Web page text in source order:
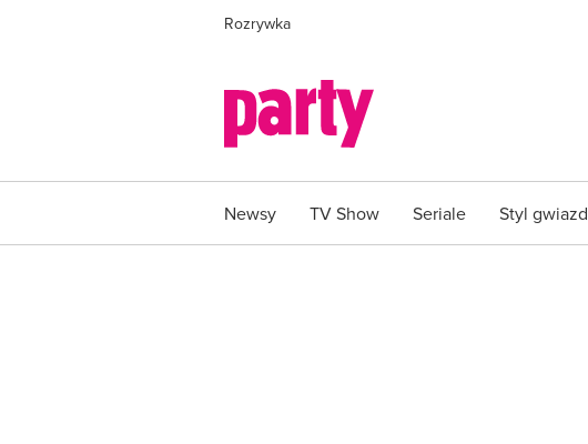
Rozrywka
Newsy TV Show Seriale Styl gwiazd